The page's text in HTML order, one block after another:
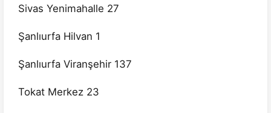
Sivas Yenimahalle 27
Şanlıurfa Hilvan 1
Şanlıurfa Viranşehir 137
Tokat Merkez 23